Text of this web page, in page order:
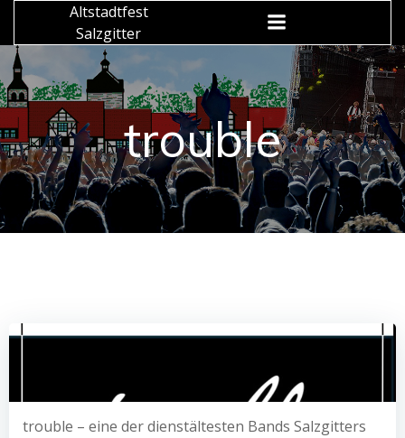
Altstadtfest
Salzgitter
trouble
trouble – eine der dienstältesten Bands Salzgitters